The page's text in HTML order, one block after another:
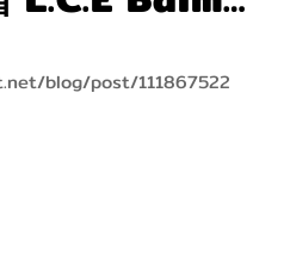
方神社呢?登!登!這次介紹的就
品牌
隨身攜帶、
兒也能用喔!
blog/post/111867522